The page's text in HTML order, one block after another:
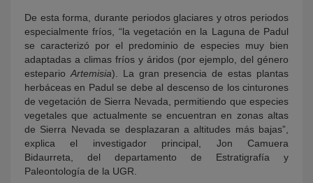
De esta forma, durante periodos glaciares y otros periodos
especialmente fríos, “la vegetación en la Laguna de Padul
se caracterizó por el predominio de especies muy bien
adaptadas a climas fríos y áridos (por ejemplo, del género
estepario Artemisia). La gran presencia de estas plantas
herbáceas en Padul se debe al descenso de los cinturones
de vegetación de Sierra Nevada, permitiendo que especies
vegetales que actualmente se encuentran en zonas altas
de Sierra Nevada se desplazaran a altitudes más bajas”,
explica el investigador principal, Jon Camuera
Bidaurreta, del departamento de Estratigrafía y
Paleontología de la UGR.